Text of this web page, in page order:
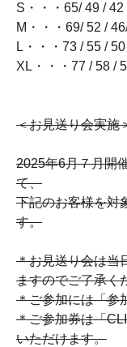
S・・・65/ 49 / 42
M・・・69/ 52 /
L・・・73 / 55 /
XL・・・77 / 58 /
＜お見送り会実施
2025年6月７月開
て、
下記のお客様を対
す。
＊お見送り会は当
ますのでご了承く
＊ご参加には「参
＊ご参加券は「
いただけます。